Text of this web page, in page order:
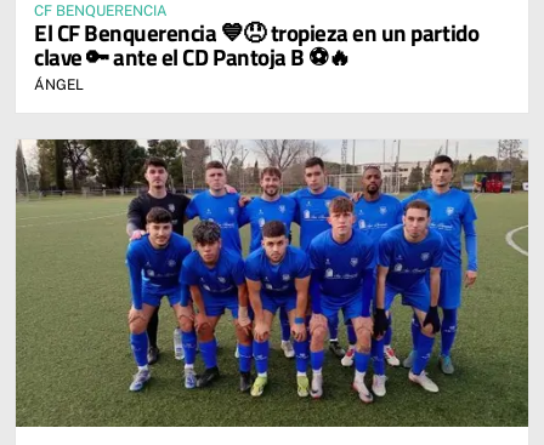
CF BENQUERENCIA
El CF Benquerencia 💙😞 tropieza en un partido
clave 🔑 ante el CD Pantoja B ⚽🔥
ÁNGEL